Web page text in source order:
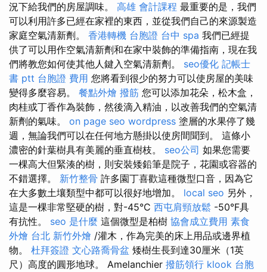
況下給我們的房屋調味。 高雄 會計課程 最重要的是，我們
可以利用許多已經在家裡的東西，並從我們自己的來源製造
家庭空氣清新劑。 香港轉機 台胞證 台中 spa 我們已經提
供了可以用作空氣清新劑和在家中裝飾的準備指南，現在我
們將教您如何使其他人鍵入空氣清新劑。 seo優化 記帳士
書 ptt 台胞證 費用 您將看到很少的努力可以使房屋的美味
變得多麼容易。 餐點外燴 撥筋 您可以添加花朵，松木盒，
肉桂或丁香作為裝飾，然後滴入精油，以改善我們的空氣清
新劑的氣味。 on page seo wordpress 塗層的水果停了幾
週，無論我們可以在任何地方懸掛以使房間聞到。 這條小
濃密的針葉樹具有美麗的垂直樹枝。 seo公司 如果您需要
一棵高大但緊湊的樹，則安裝矮鉛筆是院子，花園或容器的
不錯選擇。 新竹整骨 許多園丁喜歡這種微型口音，因為它
在大多數土壤類型中都可以很好地增加。 local seo 另外，
這是一棵非常堅硬的樹，對-45°C 西屯肩頸放鬆 -50°F具
有抗性。 seo 是什麼 這個微型是柏樹 協會成立費用 素食
外燴 台北 新竹外燴 /灌木，作為完美的床上用品或邊界植
物。 杜拜簽證 文心路喬骨盆 矮樹生長到達30厘米（1英
尺）高度的圓形地球。 Amelanchier 撥筋領行 klook 台胞